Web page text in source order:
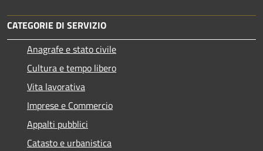
CATEGORIE DI SERVIZIO
Anagrafe e stato civile
Cultura e tempo libero
Vita lavorativa
Imprese e Commercio
Appalti pubblici
Catasto e urbanistica